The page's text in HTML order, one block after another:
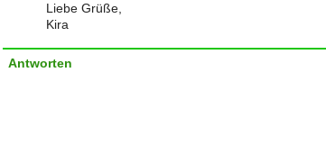
Liebe Grüße,
Kira
Antworten